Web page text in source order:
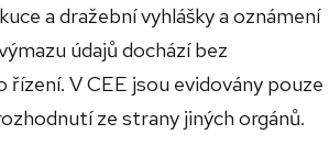
a dražební vyhlášky a oznámení
údajů dochází bez
řízení. V CEE jsou evidovány pouze
ze strany jiných orgánů.